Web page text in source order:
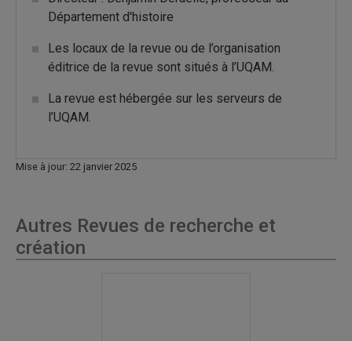
Département d'histoire
Les locaux de la revue ou de l’organisation
éditrice de la revue sont situés à l’UQAM.
La revue est hébergée sur les serveurs de
l’UQAM.
Mise à jour: 22 janvier 2025
Autres Revues de recherche et
création